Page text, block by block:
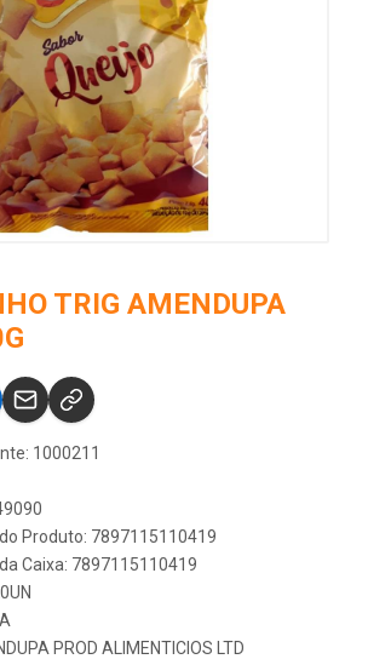
TRIG AMENDUPA
1000211
Produto: 7897115110419
Caixa: 7897115110419
PROD ALIMENTICIOS LTD